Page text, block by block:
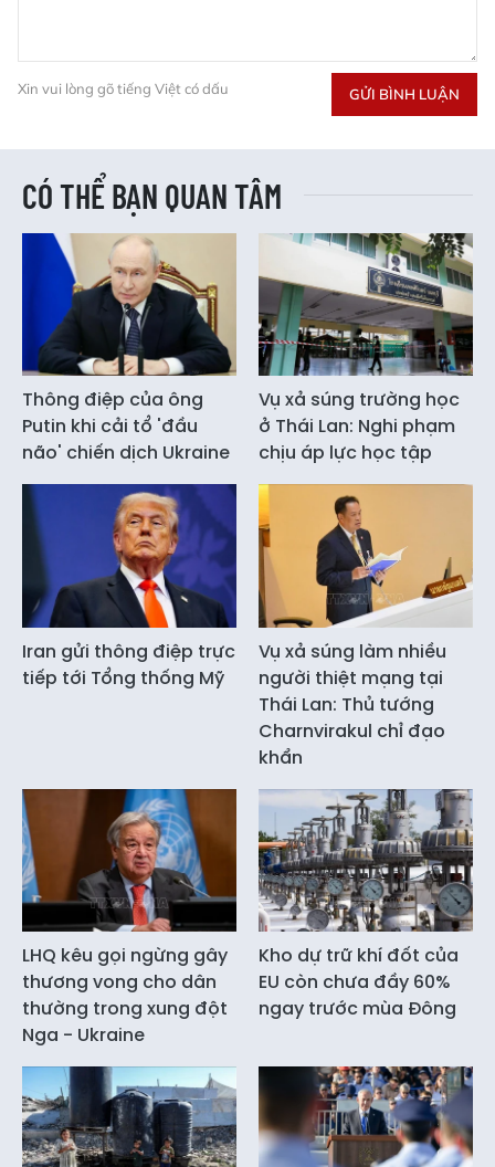
Xin vui lòng gõ tiếng Việt có dấu GỬI BÌNH LUẬN
CÓ THỂ BẠN QUAN TÂM
Thông điệp của ông
Putin khi cải tổ 'đầu
não' chiến dịch Ukraine
Vụ xả súng trường học
ở Thái Lan: Nghi phạm
chịu áp lực học tập
Iran gửi thông điệp trực
tiếp tới Tổng thống Mỹ
Vụ xả súng làm nhiều
người thiệt mạng tại
Thái Lan: Thủ tướng
Charnvirakul chỉ đạo
khẩn
LHQ kêu gọi ngừng gây
thương vong cho dân
thường trong xung đột
Nga - Ukraine
Kho dự trữ khí đốt của
EU còn chưa đầy 60%
ngay trước mùa Đông